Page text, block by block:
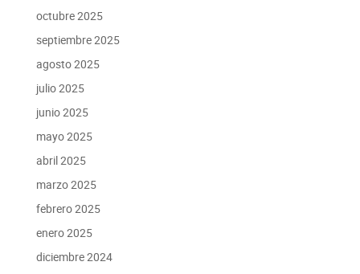
octubre 2025
septiembre 2025
agosto 2025
julio 2025
junio 2025
mayo 2025
abril 2025
marzo 2025
febrero 2025
enero 2025
diciembre 2024